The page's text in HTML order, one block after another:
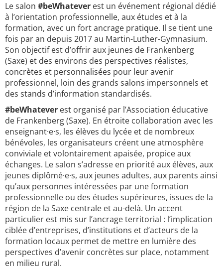
Le salon #beWhatever est un événement régional dédié
à l’orientation professionnelle, aux études et à la
formation, avec un fort ancrage pratique. Il se tient une
fois par an depuis 2017 au Martin-Luther-Gymnasium.
Son objectif est d’offrir aux jeunes de Frankenberg
(Saxe) et des environs des perspectives réalistes,
concrètes et personnalisées pour leur avenir
professionnel, loin des grands salons impersonnels et
des stands d’information standardisés.
#beWhatever est organisé par l’Association éducative
de Frankenberg (Saxe). En étroite collaboration avec les
enseignant·e·s, les élèves du lycée et de nombreux
bénévoles, les organisateurs créent une atmosphère
conviviale et volontairement apaisée, propice aux
échanges. Le salon s’adresse en priorité aux élèves, aux
jeunes diplômé·e·s, aux jeunes adultes, aux parents ainsi
qu’aux personnes intéressées par une formation
professionnelle ou des études supérieures, issues de la
région de la Saxe centrale et au-delà. Un accent
particulier est mis sur l’ancrage territorial : l’implication
ciblée d’entreprises, d’institutions et d’acteurs de la
formation locaux permet de mettre en lumière des
perspectives d’avenir concrètes sur place, notamment
en milieu rural.